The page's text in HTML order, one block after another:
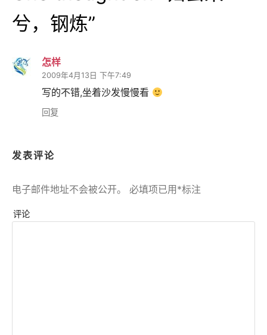
兮，钢炼”
怎样
2009年4月13日 下午7:49
写的不错,坐着沙发慢慢看
回复
发表评论
电子邮件地址不会被公开。 必填项已用 *标注
评论